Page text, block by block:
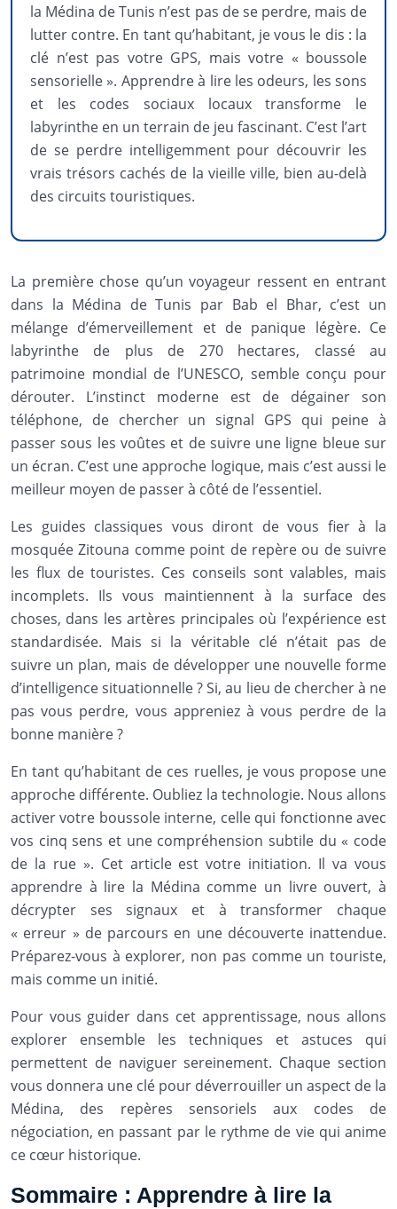
la Médina de Tunis n’est pas de se perdre, mais de
lutter contre. En tant qu’habitant, je vous le dis : la
clé n’est pas votre GPS, mais votre « boussole
sensorielle ». Apprendre à lire les odeurs, les sons
et les codes sociaux locaux transforme le
labyrinthe en un terrain de jeu fascinant. C’est l’art
de se perdre intelligemment pour découvrir les
vrais trésors cachés de la vieille ville, bien au-delà
des circuits touristiques.
La première chose qu’un voyageur ressent en entrant
dans la Médina de Tunis par Bab el Bhar, c’est un
mélange d’émerveillement et de panique légère. Ce
labyrinthe de plus de 270 hectares, classé au
patrimoine mondial de l’UNESCO, semble conçu pour
dérouter. L’instinct moderne est de dégainer son
téléphone, de chercher un signal GPS qui peine à
passer sous les voûtes et de suivre une ligne bleue sur
un écran. C’est une approche logique, mais c’est aussi le
meilleur moyen de passer à côté de l’essentiel.
Les guides classiques vous diront de vous fier à la
mosquée Zitouna comme point de repère ou de suivre
les flux de touristes. Ces conseils sont valables, mais
incomplets. Ils vous maintiennent à la surface des
choses, dans les artères principales où l’expérience est
standardisée. Mais si la véritable clé n’était pas de
suivre un plan, mais de développer une nouvelle forme
d’intelligence situationnelle ? Si, au lieu de chercher à ne
pas vous perdre, vous appreniez à vous perdre de la
bonne manière ?
En tant qu’habitant de ces ruelles, je vous propose une
approche différente. Oubliez la technologie. Nous allons
activer votre boussole interne, celle qui fonctionne avec
vos cinq sens et une compréhension subtile du « code
de la rue ». Cet article est votre initiation. Il va vous
apprendre à lire la Médina comme un livre ouvert, à
décrypter ses signaux et à transformer chaque
« erreur » de parcours en une découverte inattendue.
Préparez-vous à explorer, non pas comme un touriste,
mais comme un initié.
Pour vous guider dans cet apprentissage, nous allons
explorer ensemble les techniques et astuces qui
permettent de naviguer sereinement. Chaque section
vous donnera une clé pour déverrouiller un aspect de la
Médina, des repères sensoriels aux codes de
négociation, en passant par le rythme de vie qui anime
ce cœur historique.
Sommaire : Apprendre à lire la